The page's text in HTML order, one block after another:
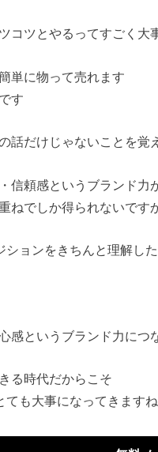
コツとやるってすごく大
単に物って売れます
す
話だけじゃないことを覚
信頼感というブランド力
ねでしか得られないです
ションをきちんと理解し
感というブランド力につ
る時代だからこそ
ても大事になってきますね